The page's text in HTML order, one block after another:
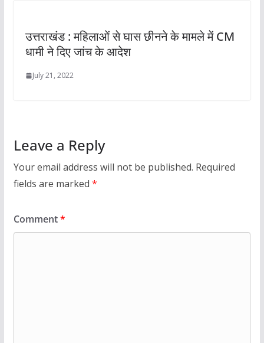
उत्तराखंड : महिलाओं से घास छीनने के मामले में CM
धामी ने दिए जांच के आदेश
July 21, 2022
Leave a Reply
Your email address will not be published. Required
fields are marked *
Comment*